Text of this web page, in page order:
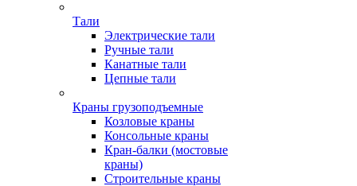
Тали
Электрические тали
Ручные тали
Канатные тали
Цепные тали
Краны грузоподъемные
Козловые краны
Консольные краны
Кран-балки (мостовые
краны)
Строительные краны